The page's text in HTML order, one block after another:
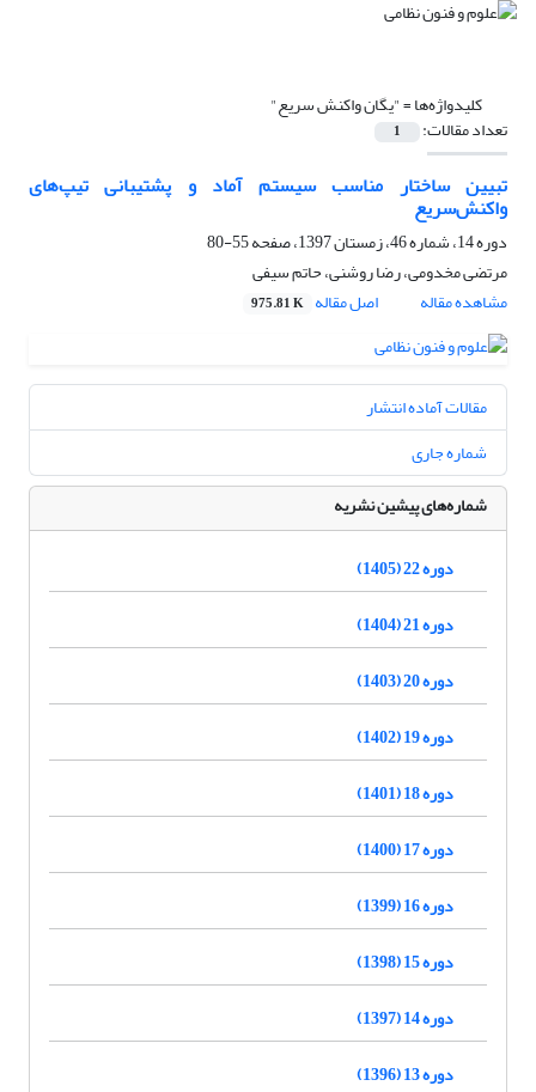
کلیدواژه‌ها ="یگان واکنش سریع"
تعداد مقالات: 1
تبیین ساختار مناسب سیستم آماد و پشتیبانی تیپ‌های
واکنش‌سریع
دوره 14، شماره 46، زمستان 1397، صفحه
55-80
مرتضی مخدومی، رضا روشنی، حاتم سیفی
مشاهده مقاله
اصل مقاله 975.81 K
مقالات آماده انتشار
شماره جاری
شماره‌های پیشین نشریه
دوره 22 (1405)
دوره 21 (1404)
دوره 20 (1403)
دوره 19 (1402)
دوره 18 (1401)
دوره 17 (1400)
دوره 16 (1399)
دوره 15 (1398)
دوره 14 (1397)
دوره 13 (1396)